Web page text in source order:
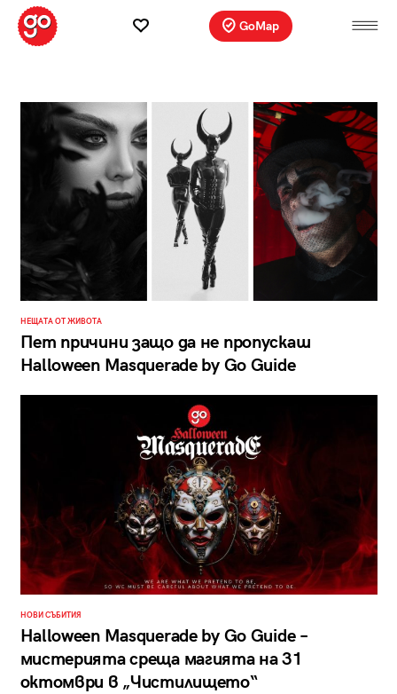
GoMap
НЕЩАТА ОТ ЖИВОТА
Пет причини защо да не пропускаш
Halloween Masquerade by Go Guide
НОВИ СЪБИТИЯ
Halloween Masquerade by Go Guide –
мистерията среща магията на 31
октомври в „Чистилището“